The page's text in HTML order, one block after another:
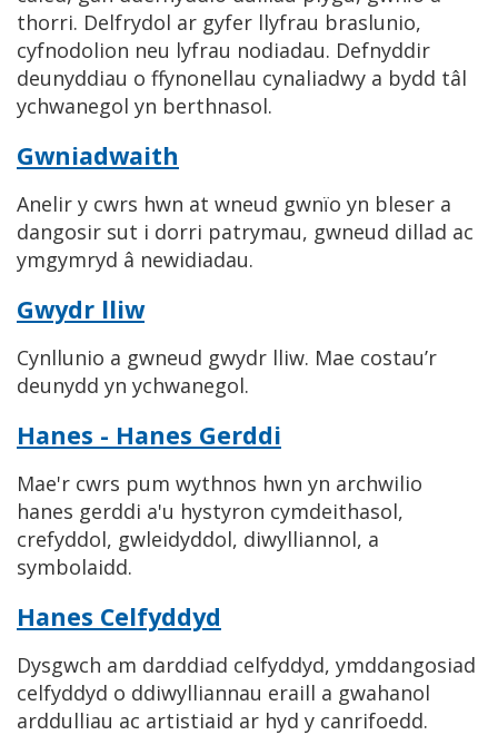
thorri. Delfrydol ar gyfer llyfrau braslunio,
cyfnodolion neu lyfrau nodiadau. Defnyddir
deunyddiau o ffynonellau cynaliadwy a bydd tâl
ychwanegol yn berthnasol.
Gwniadwaith
Anelir y cwrs hwn at wneud gwnïo yn bleser a
dangosir sut i dorri patrymau, gwneud dillad ac
ymgymryd â newidiadau.
Gwydr lliw
Cynllunio a gwneud gwydr lliw. Mae costau’r
deunydd yn ychwanegol.
Hanes - Hanes Gerddi
Mae'r cwrs pum wythnos hwn yn archwilio
hanes gerddi a'u hystyron cymdeithasol,
crefyddol, gwleidyddol, diwylliannol, a
symbolaidd.
Hanes Celfyddyd
Dysgwch am darddiad celfyddyd, ymddangosiad
celfyddyd o ddiwylliannau eraill a gwahanol
arddulliau ac artistiaid ar hyd y canrifoedd.